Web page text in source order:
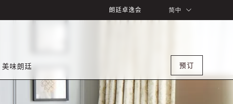
朗廷卓逸会 简中
美味朗廷 预订